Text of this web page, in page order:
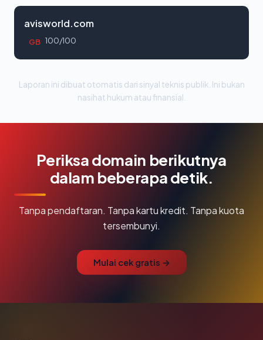
avisworld.com
GB 100/100
Laporan ini dibuat otomatis dari sinyal teknis publik. Ini bukan
nasihat hukum atau finansial.
Periksa domain berikutnya
dalam beberapa detik.
Tanpa pendaftaran. Tanpa kartu kredit. Tanpa kuota
tersembunyi.
Mulai cek gratis →